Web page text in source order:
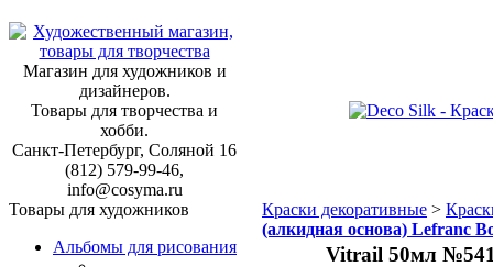
Магазин для художников и
дизайнеров.
Товары для творчества и
хобби.
Санкт-Петербург, Соляной 16
(812) 579-99-46,
info@cosyma.ru
Товары для художников
Альбомы для рисования
Краски декоративные >
(алкидная основа) Lefranc
Vitrail 50мл